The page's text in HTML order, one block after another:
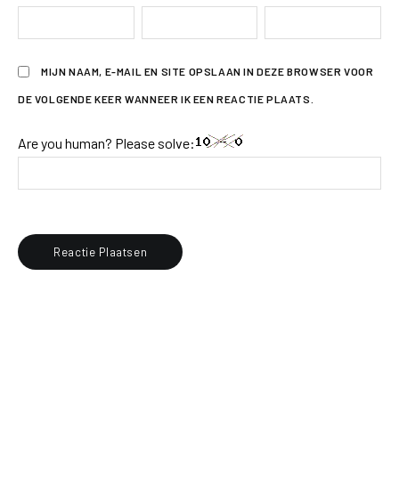
MIJN NAAM, E-MAIL EN SITE OPSLAAN IN DEZE BROWSER VOOR
DE VOLGENDE KEER WANNEER IK EEN REACTIE PLAATS.
Are you human? Please solve: